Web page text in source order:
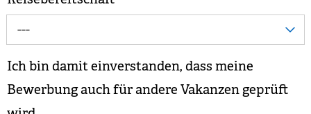
---
Ich bin damit einverstanden, dass meine
Bewerbung auch für andere Vakanzen geprüft